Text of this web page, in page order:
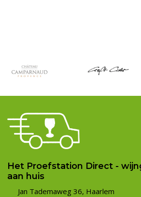
Het Proefstation Direct -
aan huis
Jan Tademaweg 36, Haarlem